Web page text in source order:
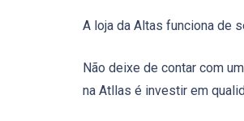
A loja da Altas funciona de
Não deixe de contar com
na Atllas é investir em